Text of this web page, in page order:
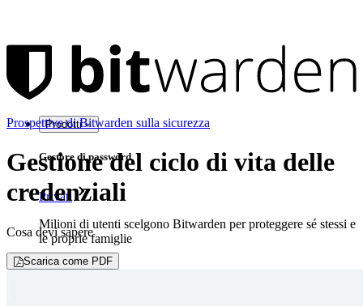
Prodotti
Gestore di password
Privati
Milioni di utenti scelgono Bitwarden per proteggere sé stessi e
le proprie famiglie
Famiglie
Prospettive di Bitwarden sulla sicurezza
Gestione del ciclo di vita delle
credenziali
Cosa devi sapere
Scarica come PDF